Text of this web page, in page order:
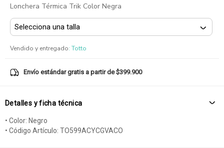
Lonchera Térmica Trik Color Negra
Vendido y entregado: Totto
Envío estándar gratis a partir de $399.900
Detalles y ficha técnica
• Color: Negro
• Código Artículo: TO599ACYCGVACO